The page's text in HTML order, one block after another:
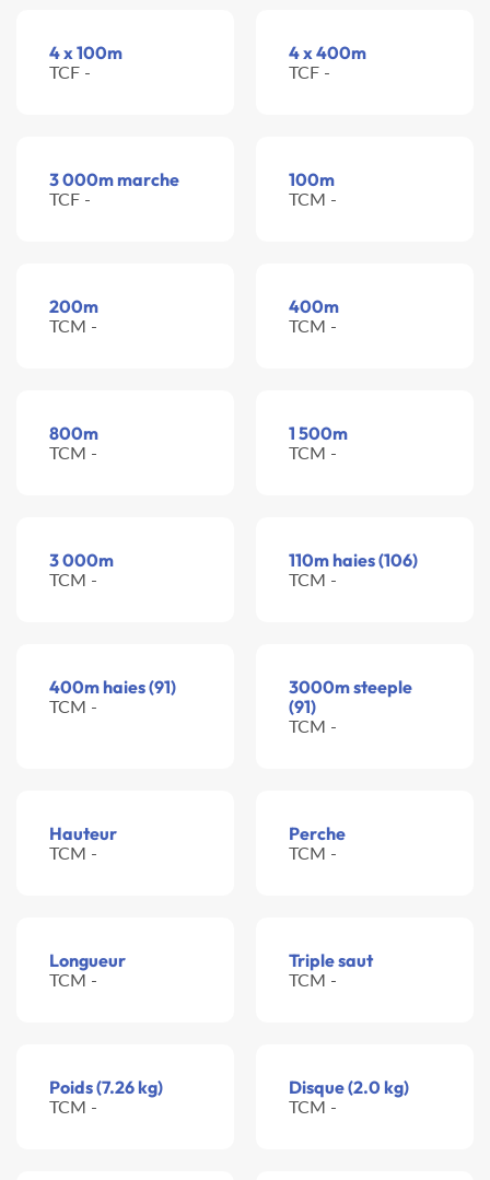
4 x 100m
TCF -
4 x 400m
TCF -
3 000m marche
TCF -
100m
TCM -
200m
TCM -
400m
TCM -
800m
TCM -
1 500m
TCM -
3 000m
TCM -
110m haies (106)
TCM -
400m haies (91)
TCM -
3000m steeple
(91)
TCM -
Hauteur
TCM -
Perche
TCM -
Longueur
TCM -
Triple saut
TCM -
Poids (7.26 kg)
TCM -
Disque (2.0 kg)
TCM -